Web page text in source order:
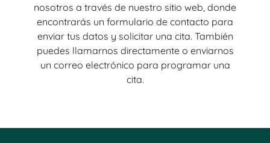
nosotros a través de nuestro sitio web, donde
encontrarás un formulario de contacto para
enviar tus datos y solicitar una cita. También
puedes llamarnos directamente o enviarnos
un correo electrónico para programar una
cita.